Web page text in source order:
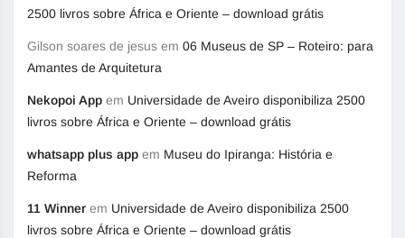
2500 livros sobre África e Oriente – download grátis
Gilson soares de jesus em 06 Museus de SP – Roteiro: para
Amantes de Arquitetura
Nekopoi App em Universidade de Aveiro disponibiliza 2500
livros sobre África e Oriente – download grátis
whatsapp plus app em Museu do Ipiranga: História e
Reforma
11 Winner em Universidade de Aveiro disponibiliza 2500
livros sobre África e Oriente – download grátis